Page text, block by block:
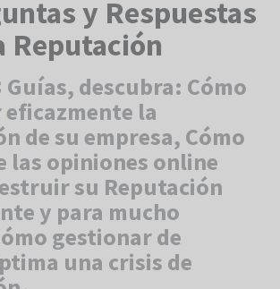
y Respuestas
Reputación
Guías, descubra: Cómo
la
de su empresa, Cómo
las opiniones online
su Reputación
y para mucho
gestionar de
una crisis de